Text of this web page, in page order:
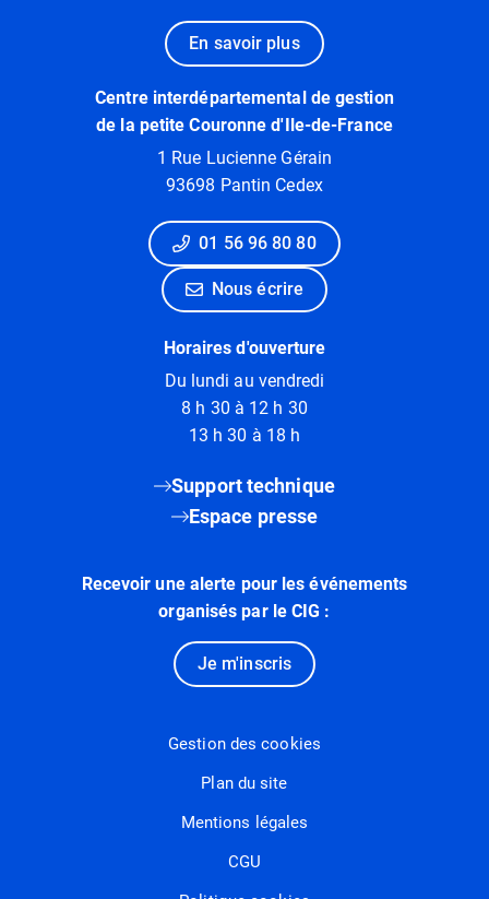
En savoir plus
Centre interdépartemental de gestion
de la petite Couronne d'Ile-de-France
1 Rue Lucienne Gérain
93698 Pantin Cedex
01 56 96 80 80
Nous écrire
Horaires d'ouverture
Du lundi au vendredi
8 h 30 à 12 h 30
13 h 30 à 18 h
Support technique
Espace presse
Recevoir une alerte pour les événements
organisés par le CIG :
Je m'inscris
Gestion des cookies
Plan du site
Mentions légales
CGU